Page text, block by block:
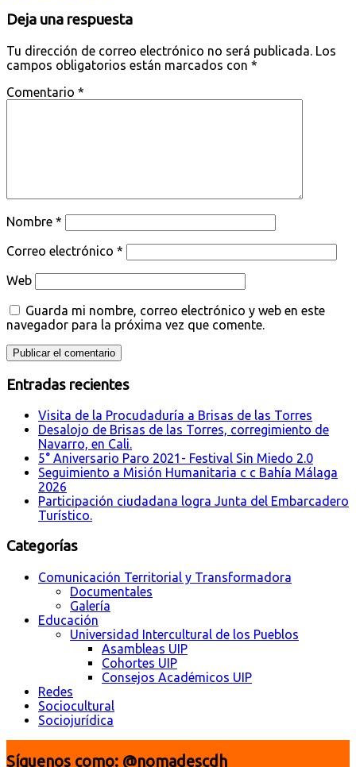
Deja una respuesta
Tu dirección de correo electrónico no será publicada. Los
campos obligatorios están marcados con *
Comentario *
Nombre *
Correo electrónico *
Web
Guarda mi nombre, correo electrónico y web en este
navegador para la próxima vez que comente.
Entradas recientes
Visita de la Procudaduría a Brisas de las Torres
Desalojo de Brisas de las Torres, corregimiento de
Navarro, en Cali.
5° Aniversario Paro 2021- Festival Sin Miedo 2.0
Seguimiento a Misión Humanitaria c c Bahía Málaga
2026
Participación ciudadana logra Junta del Embarcadero
Turístico.
Categorías
Comunicación Territorial y Transformadora
Documentales
Galería
Educación
Universidad Intercultural de los Pueblos
Asambleas UIP
Cohortes UIP
Consejos Académicos UIP
Redes
Sociocultural
Sociojurídica
Síguenos como: @nomadescdh